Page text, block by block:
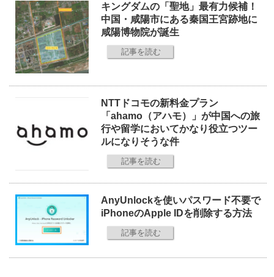
キングダムの「聖地」最有力候補！
中国・咸陽市にある秦国王宮跡地に
咸陽博物院が誕生
記事を読む
NTTドコモの新料金プラン
「ahamo（アハモ）」が中国への旅
行や留学においてかなり役立つツー
ルになりそうな件
記事を読む
AnyUnlockを使いパスワード不要で
iPhoneのApple IDを削除する方法
記事を読む